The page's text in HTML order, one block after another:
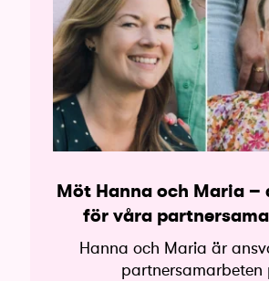
Möt Hanna och Maria –
för våra
Hanna och Maria är
partnersamarbeten